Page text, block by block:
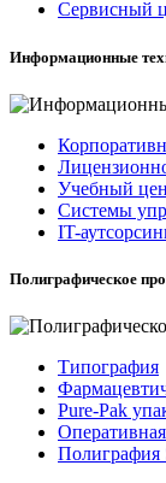
Сервисный
Информационные
Учебный
Системы
IT-
Полиграфическое
Типография
Pure-Pak
Полиграфия